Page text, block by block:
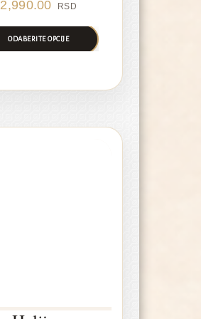
2,990.00 RSD
ODABERITE OPCIJE